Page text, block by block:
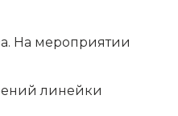
На мероприятии
линейки